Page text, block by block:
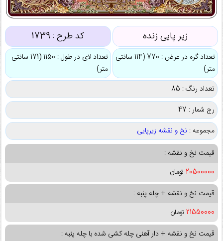
زیر پایی زنده کد طرح :1739
تعداد گره در عرض : 770 (114 سانتی
متر)
تعداد لای در طول : 1150 (171 سانتی
متر)
تعداد رنگ : 85
رج شمار : 47
مجموعه : نخ و نقشه زیرپایی
قیمت نخ و نقشه :
20500000 تومان
قیمت نخ و نقشه + چله پنبه :
21550000 تومان
قیمت نخ و نقشه + دار آهنی چله کشی شده با چله پنبه :